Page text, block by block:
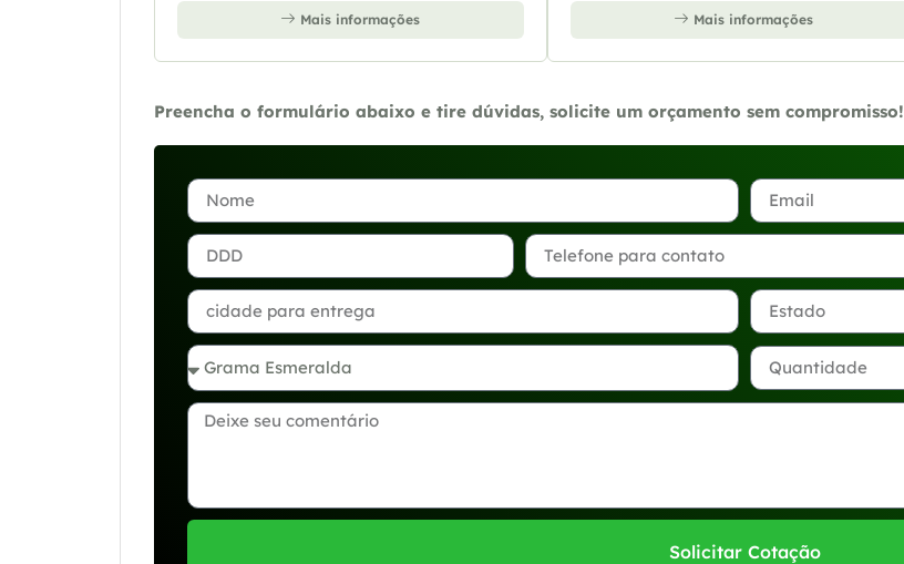
Mais informações Mais informações
Preencha o formulário abaixo e tire dúvidas, solicite um orçamento sem compromisso!
Solicitar Cotação